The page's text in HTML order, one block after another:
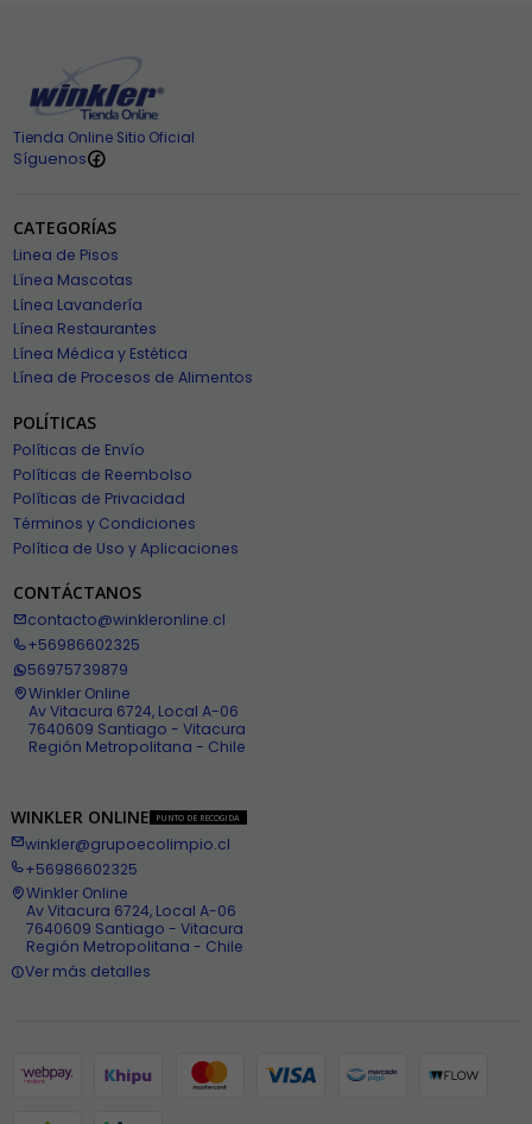
Tienda Online Sitio Oficial
Síguenos
CATEGORÍAS
Linea de Pisos
Línea Mascotas
Línea Lavandería
Línea Restaurantes
Línea Médica y Estética
Línea de Procesos de Alimentos
POLÍTICAS
Políticas de Envío
Políticas de Reembolso
Políticas de Privacidad
Términos y Condiciones
Política de Uso y Aplicaciones
CONTÁCTANOS
contacto@winkleronline.cl
+56986602325
56975739879
Winkler Online
Av Vitacura 6724, Local A-06
7640609 Santiago - Vitacura
Región Metropolitana - Chile
WINKLER ONLINE PUNTO DE RECOGIDA
winkler@grupoecolimpio.cl
+56986602325
Winkler Online
Av Vitacura 6724, Local A-06
7640609 Santiago - Vitacura
Región Metropolitana - Chile
Ver más detalles